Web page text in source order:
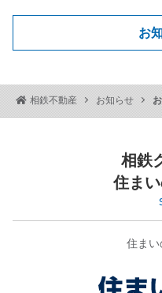
相鉄不動産 お知らせ
お
相鉄
住ま
住ま